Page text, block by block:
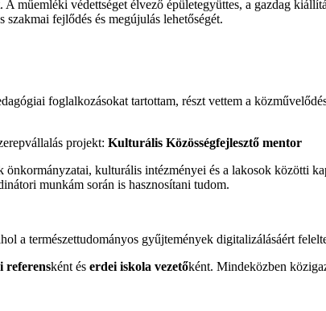
műemléki védettséget élvező épületegyüttes, a gazdag
fejlődés és megújulás lehetőségét.
foglalkozásokat tartottam, részt vettem a
projekt: Kulturális Közösségfejlesztő mentor
kulturális intézményei és a lakosok közötti
munkám során is hasznosítani tudom.
a természettudományos gyűjtemények digitalizálásáért
referensként és erdei iskola vezetőként. Mindeközben